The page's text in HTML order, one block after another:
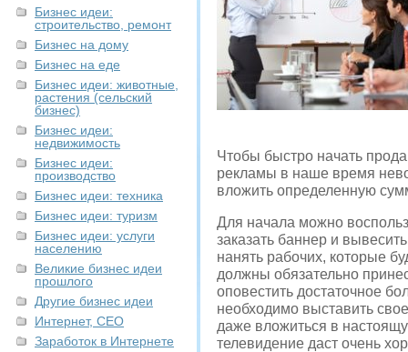
Бизнес идеи:
строительство, ремонт
Бизнес на дому
Бизнес на еде
Бизнес идеи: животные,
растения (сельский
бизнес)
Бизнес идеи:
недвижимость
Бизнес идеи:
производство
Бизнес идеи: техника
Бизнес идеи: туризм
Бизнес идеи: услуги
населению
Великие бизнес идеи
прошлого
Другие бизнес идеи
Интернет, СЕО
Заработок в Интернете
Чтобы быстро начать
рекламы в наше время
вложить определенную
Для начала можно
заказать баннер и
нанять рабочих, которые
должны обязательно
оповестить достаточное
необходимо выставить
даже вложиться в
телевидение даст очень